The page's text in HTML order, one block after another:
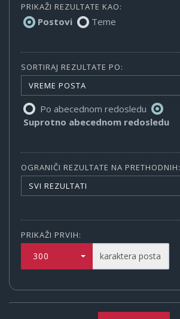
PRIKAŽI REZULTATE KAO:
Postovi Teme
SORTIRAJ REZULTATE PO:
VREME POSTA
Po abecednom redosledu
Suprotno abecednom redosledu
OGRANIČI REZULTATE NA PRETHODNIH:
SVI REZULTATI
PRIKAŽI PRVIH:
300 karaktera posta